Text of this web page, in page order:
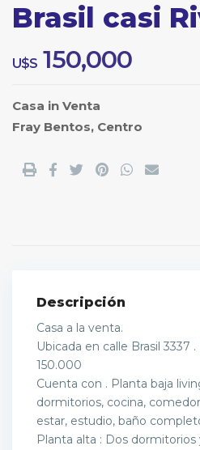
Brasil casi
U$S 150,000
Casa in Venta
Fray Bentos, Centro
Descripción
Casa a la venta.
Ubicada en calle Brasil 3337
150.000
Cuenta con . Planta baja
dormitorios, cocina,
estar, estudio, baño
Planta alta : Dos